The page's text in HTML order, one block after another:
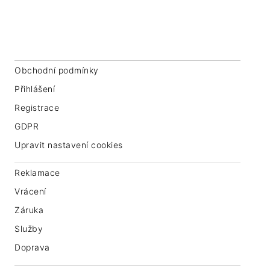
Obchodní podmínky
Přihlášení
Registrace
GDPR
Upravit nastavení cookies
Reklamace
Vrácení
Záruka
Služby
Doprava